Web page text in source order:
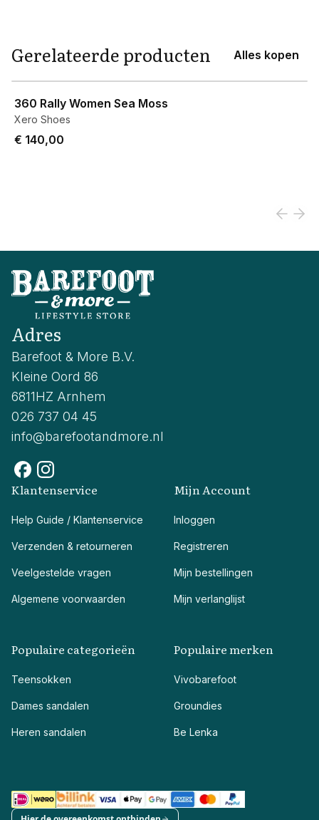
Gerelateerde producten Alles kopen
360 Rally Women Sea Moss
Xero Shoes
€ 140,00
Adres
Barefoot & More B.V.
Kleine Oord 86
6811HZ Arnhem
026 737 04 45
info@barefootandmore.nl
Klantenservice
Help Guide / Klantenservice
Verzenden & retourneren
Veelgestelde vragen
Algemene voorwaarden
Mijn Account
Inloggen
Registreren
Mijn bestellingen
Mijn verlanglijst
Populaire categorieën
Teensokken
Dames sandalen
Heren sandalen
Populaire merken
Vivobarefoot
Groundies
Be Lenka